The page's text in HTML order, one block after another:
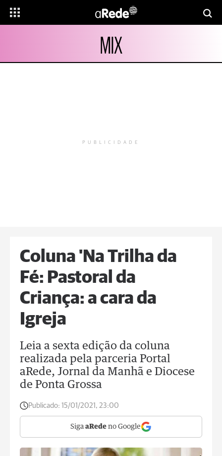
MIX
PUBLICIDADE
Coluna 'Na Trilha da
Fé: Pastoral da
Criança: a cara da
Igreja
Leia a sexta edição da coluna
realizada pela parceria Portal
aRede, Jornal da Manhã e Diocese
de Ponta Grossa
Publicado: 15/01/2021, 23:00
Siga aRede no Google